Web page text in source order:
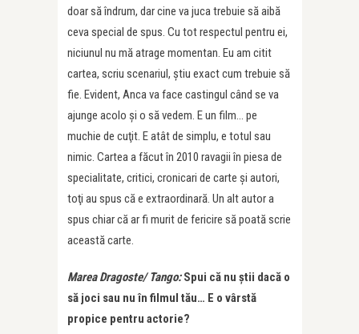
doar să îndrum, dar cine va juca trebuie să aibă
ceva special de spus. Cu tot respectul pentru ei,
niciunul nu mă atrage momentan. Eu am citit
cartea, scriu scenariul, ştiu exact cum trebuie să
fie. Evident, Anca va face castingul când se va
ajunge acolo şi o să vedem. E un film… pe
muchie de cuţit. E atât de simplu, e totul sau
nimic. Cartea a făcut în 2010 ravagii în piesa de
specialitate, critici, cronicari de carte şi autori,
toţi au spus că e extraordinară. Un alt autor a
spus chiar că ar fi murit de fericire să poată scrie
această carte.
Marea Dragoste/ Tango:Spui că nu știi dacă o
să joci sau nu în filmul tău… E o vârstă
propice pentru actorie?